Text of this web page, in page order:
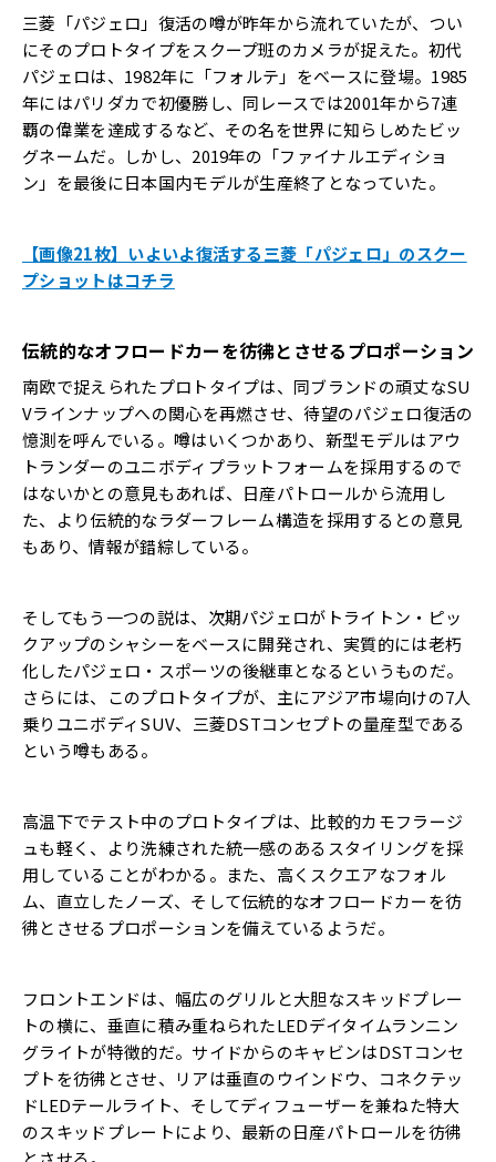
三菱「パジェロ」復活の噂が昨年から流れていたが、つい
にそのプロトタイプをスクープ班のカメラが捉えた。初代
パジェロは、1982年に「フォルテ」をベースに登場。1985
年にはパリダカで初優勝し、同レースでは2001年から7連
覇の偉業を達成するなど、その名を世界に知らしめたビッ
グネームだ。しかし、2019年の「ファイナルエディショ
ン」を最後に日本国内モデルが生産終了となっていた。
【画像21枚】いよいよ復活する三菱「パジェロ」のスクー
プショットはコチラ
伝統的なオフロードカーを彷彿とさせるプロポーション
南欧で捉えられたプロトタイプは、同ブランドの頑丈なSU
Vラインナップへの関心を再燃させ、待望のパジェロ復活の
憶測を呼んでいる。噂はいくつかあり、新型モデルはアウ
トランダーのユニボディプラットフォームを採用するので
はないかとの意見もあれば、日産パトロールから流用し
た、より伝統的なラダーフレーム構造を採用するとの意見
もあり、情報が錯綜している。
そしてもう一つの説は、次期パジェロがトライトン・ピッ
クアップのシャシーをベースに開発され、実質的には老朽
化したパジェロ・スポーツの後継車となるというものだ。
さらには、このプロトタイプが、主にアジア市場向けの7人
乗りユニボディSUV、三菱DSTコンセプトの量産型である
という噂もある。
高温下でテスト中のプロトタイプは、比較的カモフラージ
ュも軽く、より洗練された統一感のあるスタイリングを採
用していることがわかる。また、高くスクエアなフォル
ム、直立したノーズ、そして伝統的なオフロードカーを彷
彿とさせるプロポーションを備えているようだ。
フロントエンドは、幅広のグリルと大胆なスキッドプレー
トの横に、垂直に積み重ねられたLEDデイタイムランニン
グライトが特徴的だ。サイドからのキャビンはDSTコンセ
プトを彷彿とさせ、リアは垂直のウインドウ、コネクテッ
ドLEDテールライト、そしてディフューザーを兼ねた特大
のスキッドプレートにより、最新の日産パトロールを彷彿